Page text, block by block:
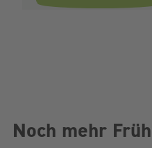
Noch mehr